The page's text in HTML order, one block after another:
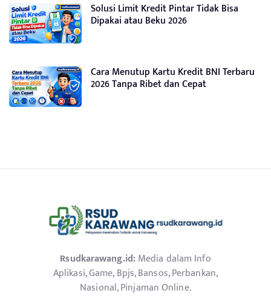
Solusi Limit Kredit Pintar Tidak Bisa
Dipakai atau Beku 2026
Cara Menutup Kartu Kredit BNI Terbaru
2026 Tanpa Ribet dan Cepat
Rsudkarawang.id:Media dalam Info
Aplikasi, Game, Bpjs, Bansos, Perbankan,
Nasional, Pinjaman Online.